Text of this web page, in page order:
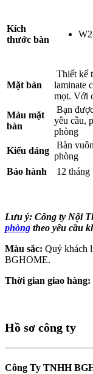
Kích
thước bàn
Mặt bàn
Thiết kế
laminate
mọt. Với
Màu mặt
bàn
Bạn
yêu cầu,
phòng
Kiểu dáng
Bàn
phòng
Bảo hành
12 tháng
Lưu ý: Công ty Nội
phòng theo yêu cầu
Màu sắc: Quý khách
BGHOME.
Thời gian giao hàng:
Hồ sơ công ty
Công Ty TNHH